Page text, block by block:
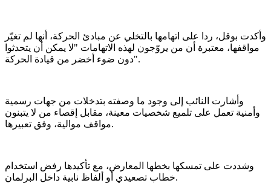
وأكدت بوقل، ردا على اتهامها بالتخلي عن مبادئ الحركة، أنها لم تغيّر
مواقفها، معتبرة أن من يروّجون لهذه الاتهامات "لا يمكن أن يتحدثوا
دون ضوء أخضر من قيادة الحركة".
وأشارت النائب إلى وجود ما وصفته بتدخلات من جهات رسمية
وأمنية تعمل على تلميع شخصيات معينة، مقابل إقصاء من لا يتبنون
مواقف موالية، وفق تعبيرها.
وشددت على تمسكها بخطها المعارض، مع تأكيدها رفض استخدام
خطاب تصعيدي أو ألفاظ نابية داخل البرلمان.